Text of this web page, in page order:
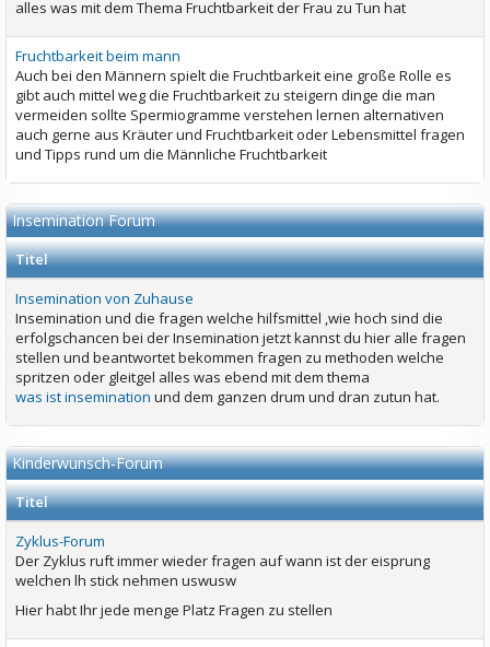
alles was mit dem Thema Fruchtbarkeit der Frau zu Tun hat
Fruchtbarkeit beim mann
Auch bei den Männern spielt die Fruchtbarkeit eine große Rolle es
gibt auch mittel weg die Fruchtbarkeit zu steigern dinge die man
vermeiden sollte Spermiogramme verstehen lernen alternativen
auch gerne aus Kräuter und Fruchtbarkeit oder Lebensmittel fragen
und Tipps rund um die Männliche Fruchtbarkeit
Insemination Forum
Titel
Insemination von Zuhause
Insemination und die fragen welche hilfsmittel ,wie hoch sind die
erfolgschancen bei der Insemination jetzt kannst du hier alle fragen
stellen und beantwortet bekommen fragen zu methoden welche
spritzen oder gleitgel alles was ebend mit dem thema
was ist insemination und dem ganzen drum und dran zutun hat.
Kinderwunsch-Forum
Titel
Zyklus-Forum
Der Zyklus ruft immer wieder fragen auf wann ist der eisprung
welchen lh stick nehmen uswusw
Hier habt Ihr jede menge Platz Fragen zu stellen